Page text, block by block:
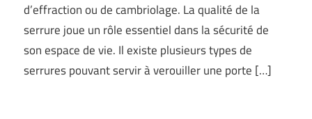
d’effraction ou de cambriolage. La qualité de la
serrure joue un rôle essentiel dans la sécurité de
son espace de vie. Il existe plusieurs types de
serrures pouvant servir à verouiller une porte […]